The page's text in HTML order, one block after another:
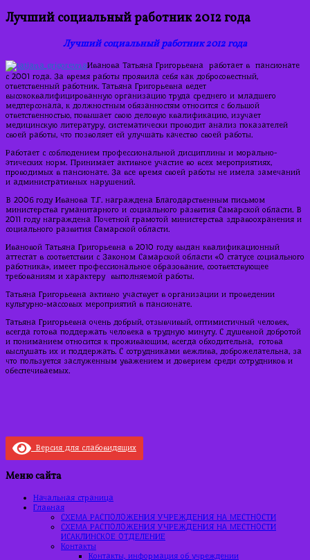
Лучший социальный работник 2012 года
Лучший социальный работник 2012 года
Иванова Татьяна Григорьевна работает в пансионате
с 2001 года. За время работы проявила себя как добросовестный,
ответственный работник. Татьяна Григорьевна ведет
высококвалифицированную организацию труда среднего и младшего
медперсонала, к должностным обязанностям относится с большой
ответственностью, повышает свою деловую квалификацию, изучает
медицинскую литературу, систематически проводит анализ показателей
своей работы, что позволяет ей улучшать качество своей работы.
Работает с соблюдением профессиональной дисциплины и морально-
этических норм. Принимает активное участие во всех мероприятиях,
проводимых в пансионате. За все время своей работы не имела замечаний
и административных нарушений.
В 2006 году Иванова Т.Г. награждена Благодарственным письмом
министерства гуманитарного и социального развития Самарской области. В
2011 году награждена Почетной грамотой министерства здравоохранения и
социального развития Самарской области.
Ивановой Татьяна Григорьевна в 2010 году выдан квалификационный
аттестат в соответствии с Законом Самарской области «О статусе социального
работника», имеет профессиональное образование, соответствующее
требованиям и характеру выполняемой работы.
Татьяна Григорьевна активно участвует в организации и проведении
культурно-массовых мероприятий в пансионате.
Татьяна Григорьевна очень добрый, отзывчивый, оптимистичный человек,
всегда готова поддержать человека в трудную минуту. С душевной добротой
и пониманием относится к проживающим, всегда обходительна, готова
выслушать их и поддержать. С сотрудниками вежлива, доброжелательна, за
что пользуется заслуженным уважением и доверием среди сотрудников и
обеспечиваемых.
Версия для слабовидящих
Меню сайта
Начальная страница
Главная
СХЕМА РАСПОЛОЖЕНИЯ УЧРЕЖДЕНИЯ НА МЕСТНОСТИ
СХЕМА РАСПОЛОЖЕНИЯ УЧРЕЖДЕНИЯ НА МЕСТНОСТИ
ИСАКЛИНСКОЕ ОТДЕЛЕНИЕ
Контакты
Контакты, информация об учреждении